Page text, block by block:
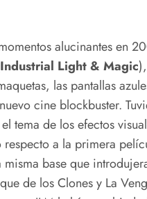
alucinantes en
Light & Magic
las pantallas
cine blockbuster.
tema de los efectos
a la primera
base que
de los Clones y La